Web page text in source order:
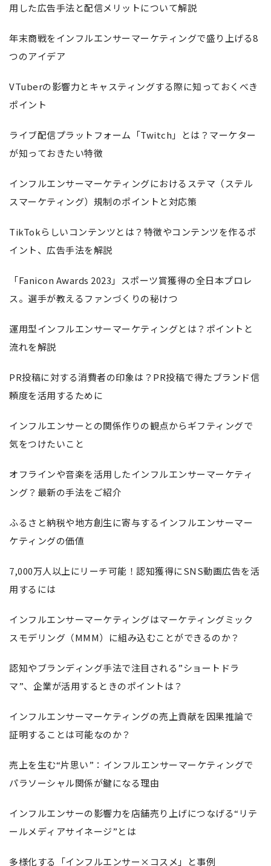
用した広告手法と配信メリットについて解説
年末商戦をインフルエンサーマーケティングで盛り上げる8
つのアイデア
VTuberの影響力とキャスティングする際に知っておくべき
ポイント
ライブ配信プラットフォーム「Twitch」とは？マーケター
が知っておきたい特徴
インフルエンサーマーケティングにおけるステマ（ステル
スマーケティング）規制のポイントと対応策
TikTokらしいコンテンツとは？特徴やコンテンツを作るポ
イント、広告手法を解説
「Fanicon Awards 2023」スポーツ賞獲得の全日本プロレ
ス。選手が教えるファンづくりの秘けつ
運用型インフルエンサーマーケティングとは？ポイントと
流れを解説
PR投稿に対する消費者の印象は？PR投稿で得たブランド信
頼度を活用するために
インフルエンサーとの関係作りの観点からギフティングで
気をつけたいこと
オフラインや音楽を活用したインフルエンサーマーケティ
ング？最新の手法をご紹介
ふるさと納税や地方創生に寄与するインフルエンサーマー
ケティングの価値
7,000万人以上にリーチ可能！認知獲得にSNS動画広告を活
用するには
インフルエンサーマーケティングはマーケティングミック
スモデリング（MMM）に組み込むことができるのか？
認知やブランディング手法で注目される”ショートドラ
マ”、企業が活用するときのポイントは？
インフルエンサーマーケティングの売上貢献を因果推論で
証明することは可能なのか？
売上を生む“片思い”：インフルエンサーマーケティングで
パラソーシャル関係が鍵になる理由
インフルエンサーの影響力を店舗売り上げにつなげる“リテ
ールメディアサイネージ”とは
多様化する「インフルエンサー×コスメ」と事例